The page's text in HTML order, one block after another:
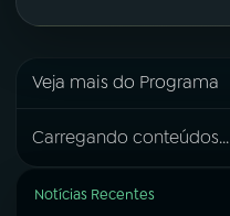
Veja mais do Programa
Carregando conteúdos...
Notícias Recentes